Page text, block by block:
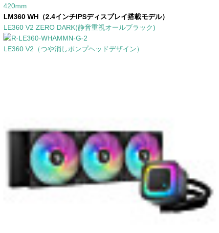
420mm
LM360 WH（2.4インチIPSディスプレイ搭載モデル）
LE360 V2 ZERO DARK(静音重視オールブラック)
LE360 V2（つや消しポンプヘッドデザイン）